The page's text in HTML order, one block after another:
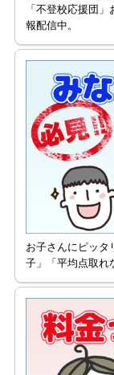
「不登校応援団
報配信中。
お子さんにピッタ
子」「平均点取れ